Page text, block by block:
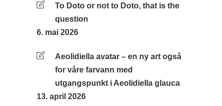
To Doto or not to Doto, that is the
question
6. mai 2026
Aeolidiella avatar – en ny art også
for våre farvann med
utgangspunkt i Aeolidiella glauca
13. april 2026